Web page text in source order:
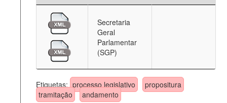
Secretaria
Geral
Parlamentar
(SGP)
Etiquetas: processo legislativo
propositura
tramitação
andamento